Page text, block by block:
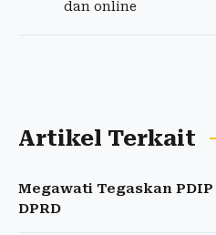
dan online
Artikel Terkait
Megawati Tegaskan
DPRD